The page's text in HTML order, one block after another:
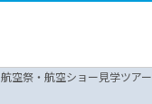
航空祭・航空ショー見学ツアー